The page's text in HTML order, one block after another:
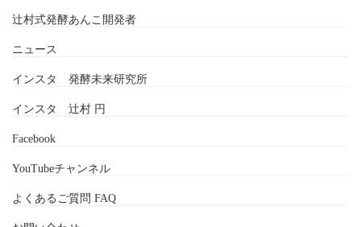
辻村式発酵あんこ開発者
ニュース
インスタ 発酵未来研究所
インスタ 辻村 円
Facebook
YouTubeチャンネル
よくあるご質問 FAQ